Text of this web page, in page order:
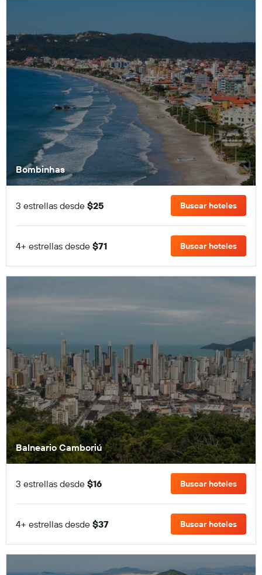
Bombinhas
3 estrellas desde $25 Buscar hoteles
4+ estrellas desde $71 Buscar hoteles
Balneario Camboriú
3 estrellas desde $16 Buscar hoteles
4+ estrellas desde $37 Buscar hoteles